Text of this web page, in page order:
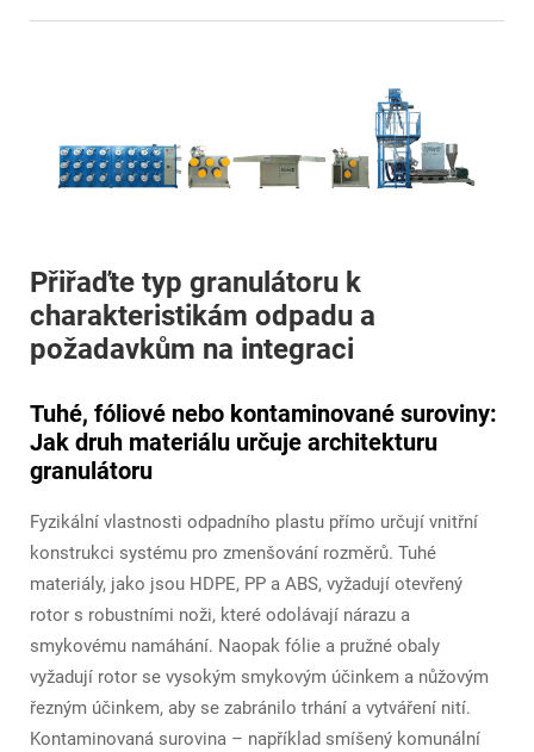
Přiřaďte typ granulátoru k
charakteristikám odpadu a
požadavkům na integraci
Tuhé, fóliové nebo kontaminované suroviny:
Jak druh materiálu určuje architekturu
granulátoru
Fyzikální vlastnosti odpadního plastu přímo určují vnitřní
konstrukci systému pro zmenšování rozměrů. Tuhé
materiály, jako jsou HDPE, PP a ABS, vyžadují otevřený
rotor s robustními noži, které odolávají nárazu a
smykovému namáhání. Naopak fólie a pružné obaly
vyžadují rotor se vysokým smykovým účinkem a nůžovým
řezným účinkem, aby se zabránilo trhání a vytváření nití.
Kontaminovaná surovina – například smíšený komunální